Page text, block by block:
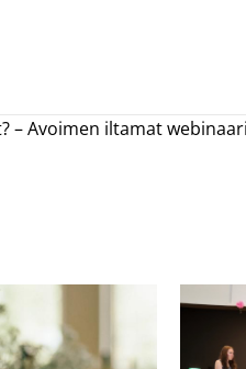
– Avoimen iltamat